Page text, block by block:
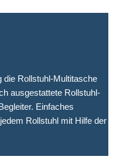
die Rollstuhl-Multitasche
ausgestattete Rollstuhl-
Einfaches
Rollstuhl mit Hilfe der